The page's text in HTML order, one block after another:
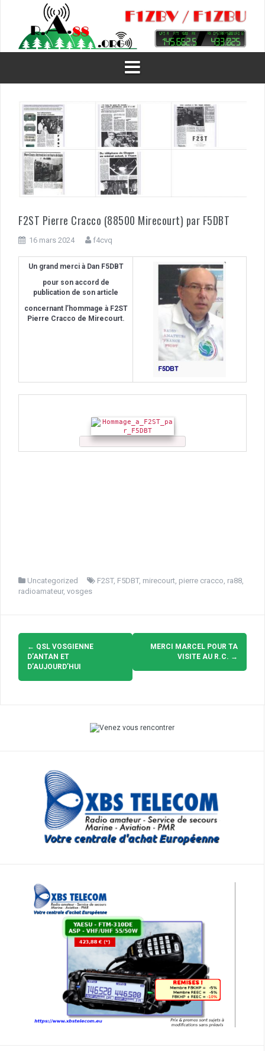
F2ST Pierre Cracco (88500 Mirecourt) par F5DBT
16 mars 2024 f4cvq
Un grand merci à Dan F5DBT
pour son accord de
publication de son article
concernant l’hommage à F2ST
Pierre Cracco de Mirecourt.
Uncategorized F2ST, F5DBT, mirecourt, pierre cracco, ra88,
radioamateur, vosges
Navigation
d'article
← QSL VOSGIENNE
D’ANTAN ET
D’AUJOURD’HUI
MERCI MARCEL POUR TA
VISITE AU R.C. →